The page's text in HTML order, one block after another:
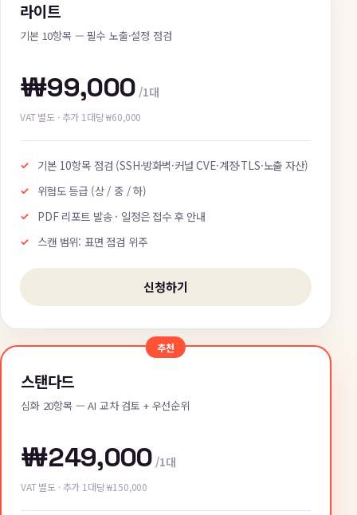
라이트
기본 10항목 — 필수 노출·설정 점검
₩99,000 /1대
VAT 별도 · 추가 1대당 ₩60,000
기본 10항목 점검 (SSH·방화벽·커널 CVE·계정·TLS·노출 자산)
위험도 등급 (상 / 중 / 하)
PDF 리포트 발송 · 일정은 접수 후 안내
스캔 범위: 표면 점검 위주
신청하기
추천
스탠다드
심화 20항목 — AI 교차 검토 + 우선순위
₩249,000 /1대
VAT 별도 · 추가 1대당 ₩150,000